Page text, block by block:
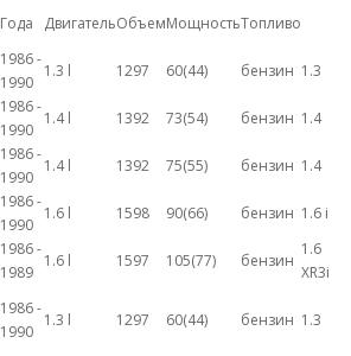
Года ДвигательОбъемМощностьТопливо
1986 -
1990
1.3 l 1297 60(44) бензин 1.3
1986 -
1990
1.4 l 1392 73(54) бензин 1.4
1986 -
1990
1.4 l 1392 75(55) бензин 1.4
1986 -
1990
1.6 l 1598 90(66) бензин 1.6 i
1986 -
1989
1.6 l 1597 105(77) бензин
1.6
XR3i
1986 -
1990
1.3 l 1297 60(44) бензин 1.3